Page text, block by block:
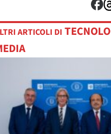
ARTICOLI DI